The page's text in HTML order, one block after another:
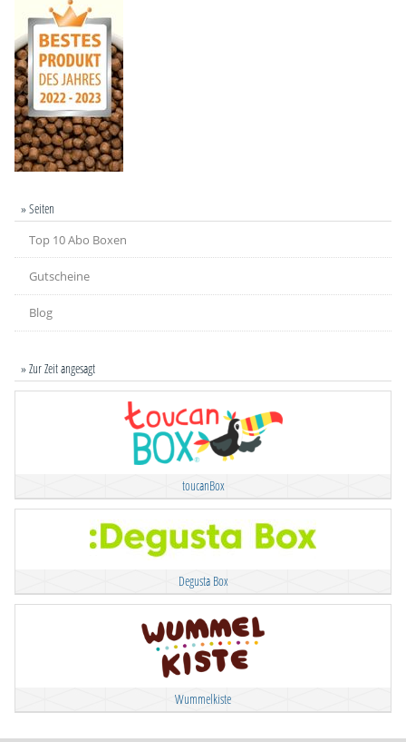
» Seiten
Top 10 Abo Boxen
Gutscheine
Blog
» Zur Zeit angesagt
toucanBox
Degusta Box
Wummelkiste